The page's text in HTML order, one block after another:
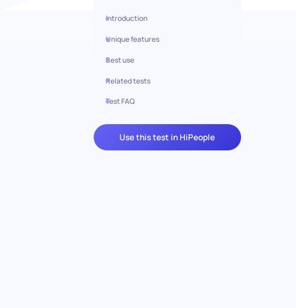
Introduction
Unique features
Best use
Related tests
Test FAQ
Use this test in HiPeople